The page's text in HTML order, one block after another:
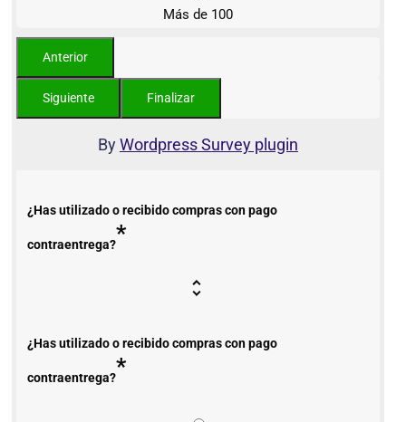
Más de 100
ByWordpress Survey plugin
¿Has utilizado o recibido compras con pago
contraentrega?*
¿Has utilizado o recibido compras con pago
contraentrega?*